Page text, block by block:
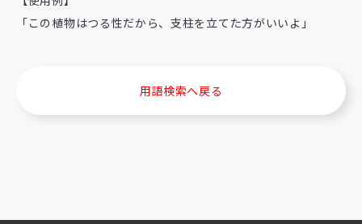
「この植物はつる性だから、支柱を立てた方がいいよ」
用語検索へ戻る